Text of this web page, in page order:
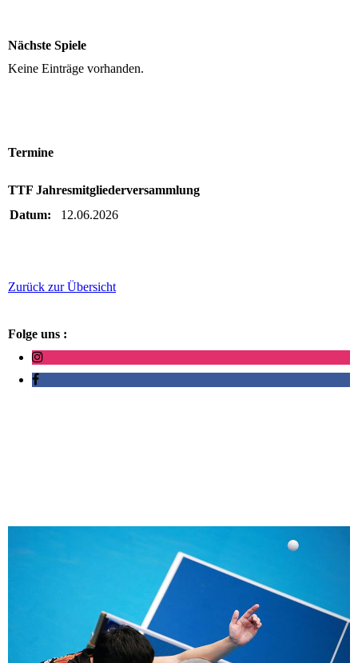
Nächste Spiele
Keine Einträge vorhanden.
Termine
TTF Jahresmitgliederversammlung
Datum:
12.06.2026
Zurück zur Übersicht
Folge uns :